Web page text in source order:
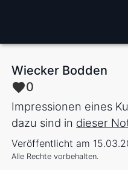
Wiecker Bodden
0
Impressionen eines
dazu sind in dieser
Veröffentlicht am
Alle Rechte vorbehalten.